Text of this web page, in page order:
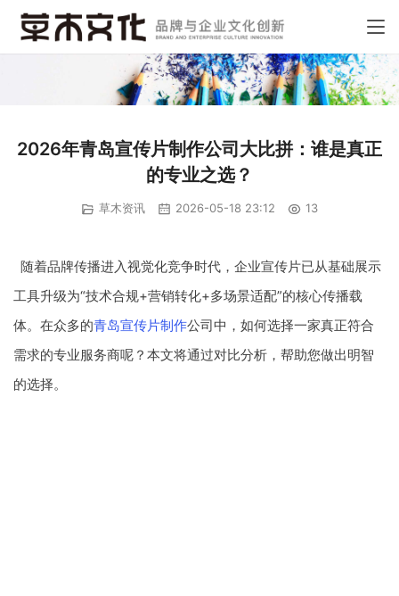
2026年青岛宣传片制作公司大比拼：谁是真正
的专业之选？
草木资讯 2026-05-18 23:12 13
随着品牌传播进入视觉化竞争时代，企业宣传片已从基础展示
工具升级为“技术合规+营销转化+多场景适配”的核心传播载
体。在众多的青岛宣传片制作公司中，如何选择一家真正符合
需求的专业服务商呢？本文将通过对比分析，帮助您做出明智
的选择。